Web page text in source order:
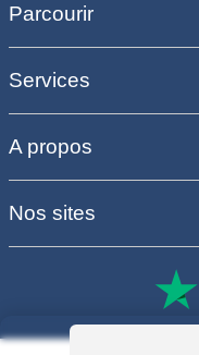
Parcourir
Services
A propos
Nos sites